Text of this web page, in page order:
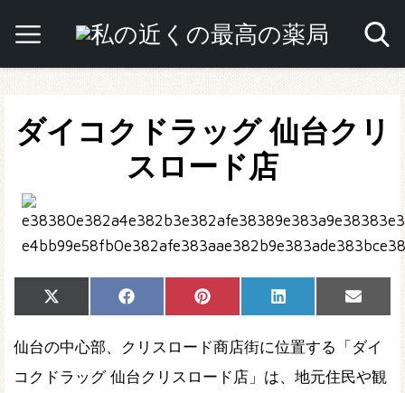
ダイコクドラッグ 仙台クリ
スロード店
Share
on
X
(Twitter)
Share
on
Facebook Share
on
Pinterest Share
on
LinkedIn
Share
on
Email
仙台の中心部、クリスロード商店街に位置する「ダイ
コクドラッグ 仙台クリスロード店」は、地元住民や観